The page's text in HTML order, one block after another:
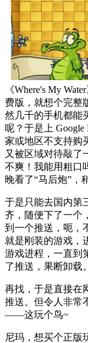
《Where's My
费版，就想个完整
然几千的手机都能
呢？于是上
家或地区不支持
又被区域对待敲
不爽！我能用粗
晚看了“马后炮”
于是只能去国内第
齐，随便下了一个
到一个推送，呃，
就是刚装的游戏，
游戏进程，一直到
了推送，果断卸载。
再找，于是直接在
推送。但令人非常
——这玩个鸟~
尼玛，想买个正